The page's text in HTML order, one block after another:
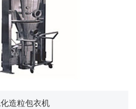
造粒包衣机